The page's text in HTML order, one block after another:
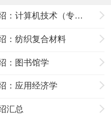
天津工业大学研究生专业介绍：计算机技术（专硕）
：纺织复合材料
：图书馆学
：应用经济学
汇总